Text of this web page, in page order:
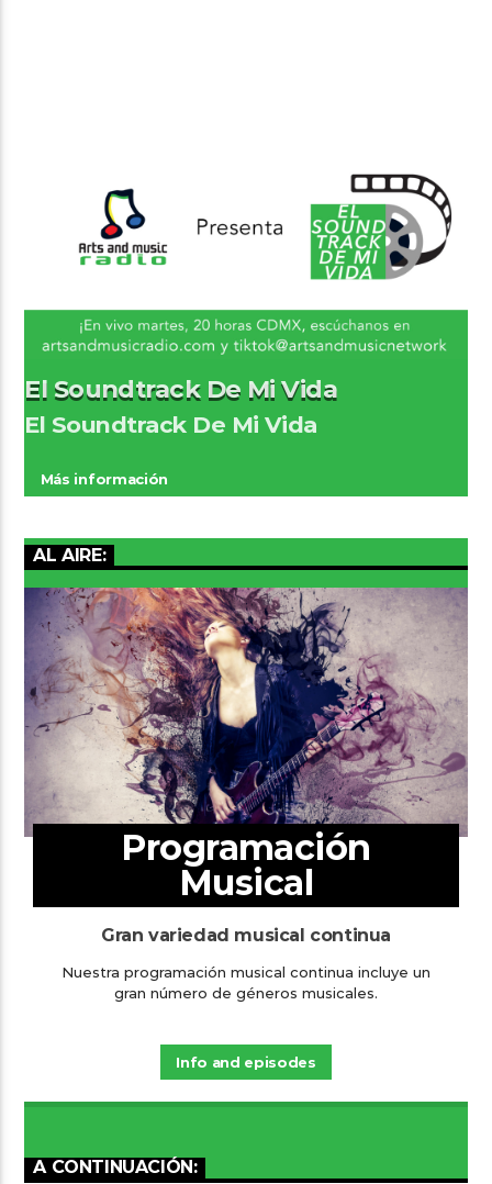
El Soundtrack De Mi Vida
El Soundtrack De Mi Vida
Más información
AL AIRE:
Programación
Musical
Gran variedad musical continua
Nuestra programación musical continua incluye un
gran número de géneros musicales.
Info and episodes
A CONTINUACIÓN: